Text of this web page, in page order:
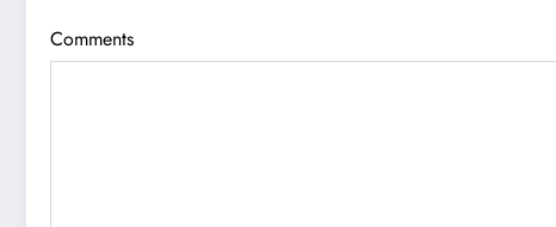
Comments